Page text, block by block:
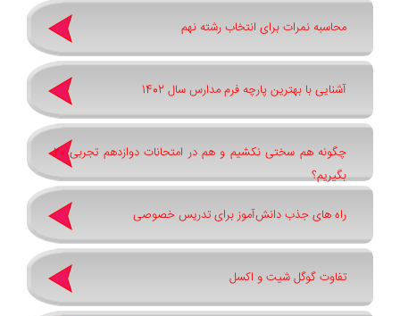
محاسبه نمرات برای انتخاب رشته نهم
آشنایی با بهترین پارچه فرم مدارس سال 1402
چگونه هم سختی نکشیم و هم در امتحانات دوازدهم تجربی 20
بگیریم؟
راه های جذب دانش‌آموز برای تدریس خصوصی
تفاوت گوگل شیت و اکسل